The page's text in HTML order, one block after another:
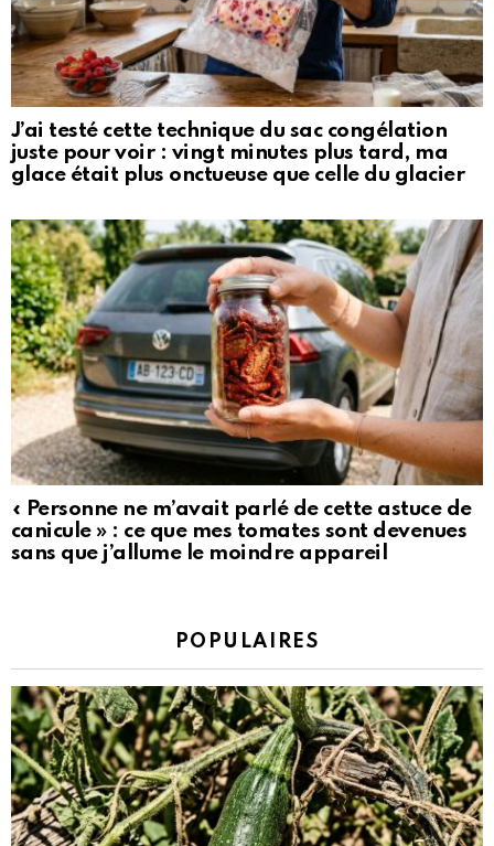
J’ai testé cette technique du sac congélation
juste pour voir : vingt minutes plus tard, ma
glace était plus onctueuse que celle du glacier
« Personne ne m’avait parlé de cette astuce de
canicule » : ce que mes tomates sont devenues
sans que j’allume le moindre appareil
POPULAIRES